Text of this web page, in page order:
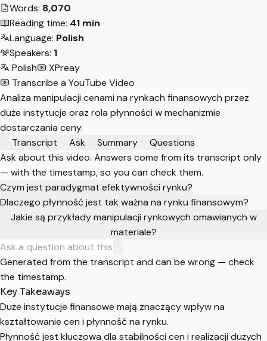
Words: 8,070
Reading time: 41 min
Language: Polish
Speakers: 1
Polish
XPreay
Transcribe a YouTube Video
Analiza manipulacji cenami na rynkach finansowych przez
duże instytucje oraz rola płynności w mechanizmie
dostarczania ceny.
Transcript
Ask Summary
Questions
Ask about this video. Answers come from its transcript only
— with the timestamp, so you can check them.
Czym jest paradygmat efektywności rynku?
Dlaczego płynność jest tak ważna na rynku finansowym?
Jakie są przykłady manipulacji rynkowych omawianych w
materiale?
Generated from the transcript and can be wrong — check
the timestamp.
Key Takeaways
Duże instytucje finansowe mają znaczący wpływ na
kształtowanie cen i płynność na rynku.
Płynność jest kluczowa dla stabilności cen i realizacji dużych